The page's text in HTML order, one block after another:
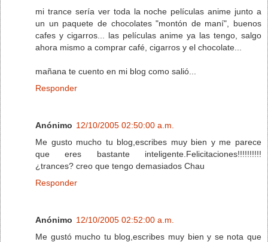
mi trance sería ver toda la noche películas anime junto a
un un paquete de chocolates "montón de maní", buenos
cafes y cigarros... las películas anime ya las tengo, salgo
ahora mismo a comprar café, cigarros y el chocolate...
mañana te cuento en mi blog como salió...
Responder
Anónimo 12/10/2005 02:50:00 a.m.
Me gusto mucho tu blog,escribes muy bien y me parece
que eres bastante inteligente.Felicitaciones!!!!!!!!!!
¿trances? creo que tengo demasiados Chau
Responder
Anónimo 12/10/2005 02:52:00 a.m.
Me gustó mucho tu blog,escribes muy bien y se nota que